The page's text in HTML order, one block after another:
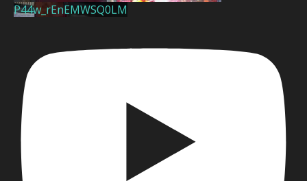
P44w_rEnEMWSQ0LM